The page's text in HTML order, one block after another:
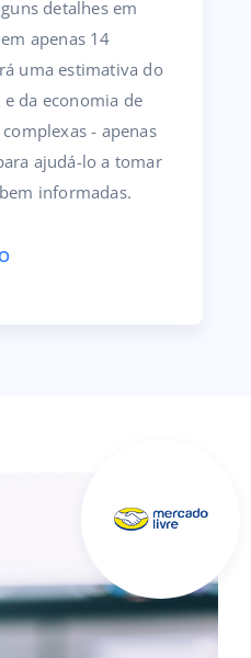
detalhes em
apenas 14
uma estimativa do
da economia de
- apenas
ajudá-lo a tomar
informadas.